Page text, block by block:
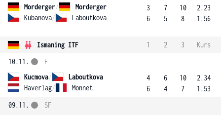
Morderger/
Morderger
Kubanova/ Laboutkova
3
6
7
5
10
8
2.23
1.56
Ismaning ITF 1 2 3
Kurs
10.11.
Kucmova/
Laboutkova
Haverlag/ Monnet
F
4
6
6
4
10
7
2.34
1.53
09.11.
SF